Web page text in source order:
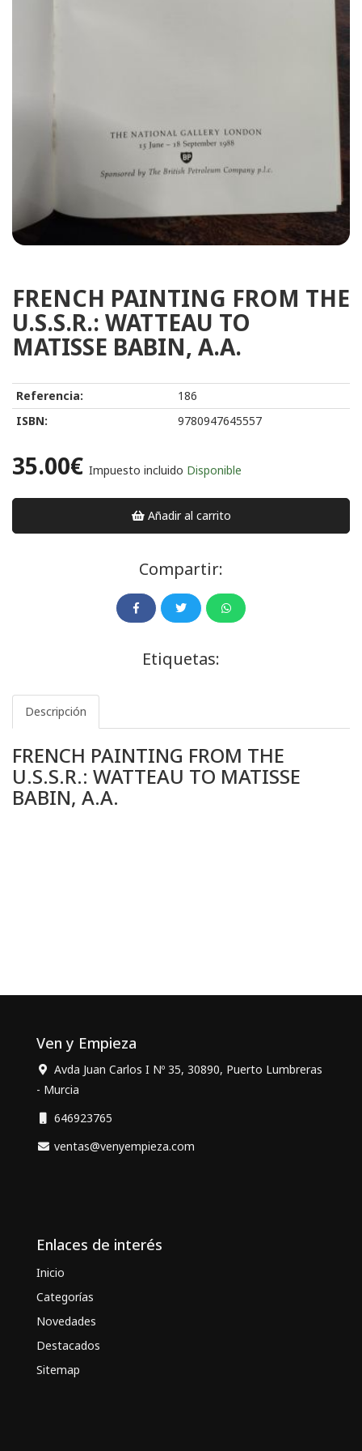
FRENCH PAINTING FROM THE
U.S.S.R.: WATTEAU TO
MATISSE BABIN, A.A.
Referencia:
186
ISBN:
9780947645557
35.00€ Impuesto incluido Disponible
Añadir al carrito
Compartir:
Etiquetas:
Descripción
FRENCH PAINTING FROM THE
U.S.S.R.: WATTEAU TO MATISSE
BABIN, A.A.
Ven y Empieza
Avda Juan Carlos I Nº 35, 30890, Puerto Lumbreras
- Murcia
646923765
ventas@venyempieza.com
Enlaces de interés
Inicio
Categorías
Novedades
Destacados
Sitemap